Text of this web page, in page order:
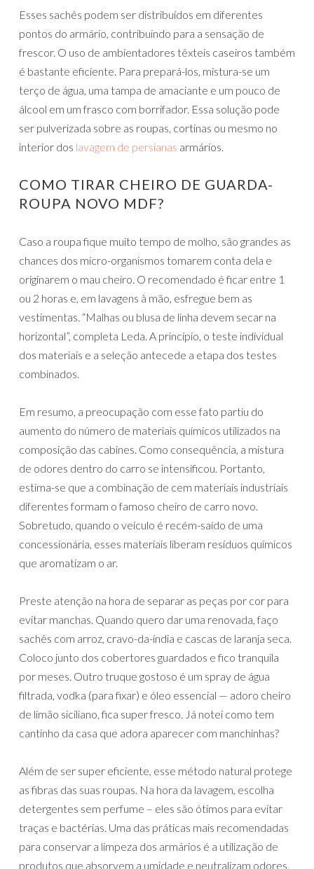
Esses sachês podem ser distribuídos em diferentes
pontos do armário, contribuindo para a sensação de
frescor. O uso de ambientadores têxteis caseiros também
é bastante eficiente. Para prepará-los, mistura-se um
terço de água, uma tampa de amaciante e um pouco de
álcool em um frasco com borrifador. Essa solução pode
ser pulverizada sobre as roupas, cortinas ou mesmo no
interior dos lavagem de persianas armários.
COMO TIRAR CHEIRO DE GUARDA-
ROUPA NOVO MDF?
Caso a roupa fique muito tempo de molho, são grandes as
chances dos micro-organismos tomarem conta dela e
originarem o mau cheiro. O recomendado é ficar entre 1
ou 2 horas e, em lavagens à mão, esfregue bem as
vestimentas. “Malhas ou blusa de linha devem secar na
horizontal”, completa Leda. A princípio, o teste individual
dos materiais e a seleção antecede a etapa dos testes
combinados.
Em resumo, a preocupação com esse fato partiu do
aumento do número de materiais químicos utilizados na
composição das cabines. Como consequência, a mistura
de odores dentro do carro se intensificou. Portanto,
estima-se que a combinação de cem materiais industriais
diferentes formam o famoso cheiro de carro novo.
Sobretudo, quando o veículo é recém-saído de uma
concessionária, esses materiais liberam resíduos químicos
que aromatizam o ar.
Preste atenção na hora de separar as peças por cor para
evitar manchas. Quando quero dar uma renovada, faço
sachês com arroz, cravo-da-índia e cascas de laranja seca.
Coloco junto dos cobertores guardados e fico tranquila
por meses. Outro truque gostoso é um spray de água
filtrada, vodka (para fixar) e óleo essencial — adoro cheiro
de limão siciliano, fica super fresco. Já notei como tem
cantinho da casa que adora aparecer com manchinhas?
Além de ser super eficiente, esse método natural protege
as fibras das suas roupas. Na hora da lavagem, escolha
detergentes sem perfume – eles são ótimos para evitar
traças e bactérias. Uma das práticas mais recomendadas
para conservar a limpeza dos armários é a utilização de
produtos que absorvem a umidade e neutralizam odores.